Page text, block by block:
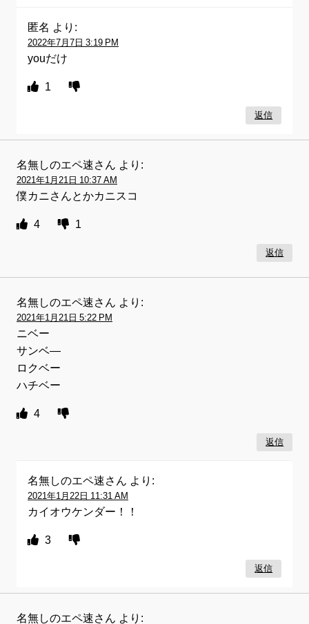
匿名 より:
2022年7月7日 3:19 PM
youだけ
1
返信
名無しのエペ速さん より:
2021年1月21日 10:37 AM
僕カニさんとかカニスコ
4 1
返信
名無しのエペ速さん より:
2021年1月21日 5:22 PM
ニベー
サンベ―
ロクベー
ハチベー
4
返信
名無しのエペ速さん より:
2021年1月22日 11:31 AM
カイオウケンダー！！
3
返信
名無しのエペ速さん より: